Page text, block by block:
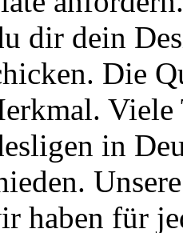
dir dein
Die
Viele
in
haben für